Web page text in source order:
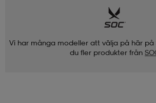
Vi har många modeller att välja på här på
du fler produkter från